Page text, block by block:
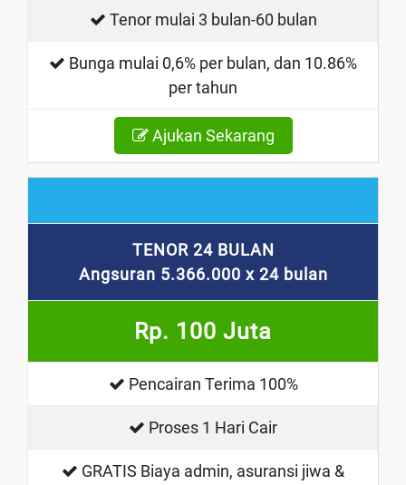
Tenor mulai 3 bulan-60 bulan
Bunga mulai 0,6% per bulan, dan 10.86%
per tahun
Ajukan Sekarang
TENOR 24 BULAN
Angsuran 5.366.000 x 24 bulan
Rp. 100 Juta
Pencairan Terima 100%
Proses 1 Hari Cair
GRATIS Biaya admin, asuransi jiwa &